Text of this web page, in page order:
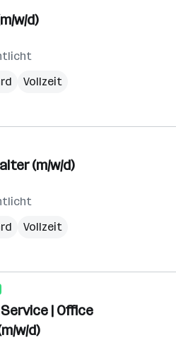
w/d)
Vollzeit
(m/w/d)
Vollzeit
| Office
w/d)